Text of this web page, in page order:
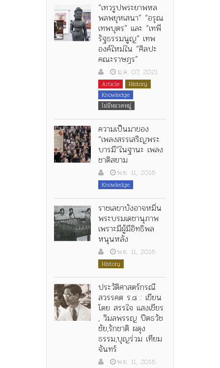
“เทวรูปพระยาพหล
พลพยุหเสนา” “อรุณ
เทพบุตร” และ “เทพี
รัฐธรรมนูญ” เทพ
องค์ใหม่ใน “ศิลปะ
คณะราษฎร”
ม.ค. 07, 2021
Article
History
Knowledge
ไม่มีหมวดหมู่
ความเป็นมาของ
“เพลงสรรเสริญพระ
บารมี”ในฐานะ เพลง
ชาติสยาม
พ.ย. 11, 2016
Knowledge
ราชเลขาบังอาจหมิ่น
พระบรมเดชานุภาพ
เพราะมีผู้มีอิทธิพล
หนุนหลัง
พ.ย. 11, 2016
History
ประวัติศาสตร์กรณี
สวรรคต ร.๘ : เขียน
โดย สรรใจ แสงเชียร
, วิมลพรรญ ปีตธวัช
ชัย,รักชาติ ผดุง
ธรรม,บุญร่วม เทียม
จันทร์
พ.ย. 11, 2016